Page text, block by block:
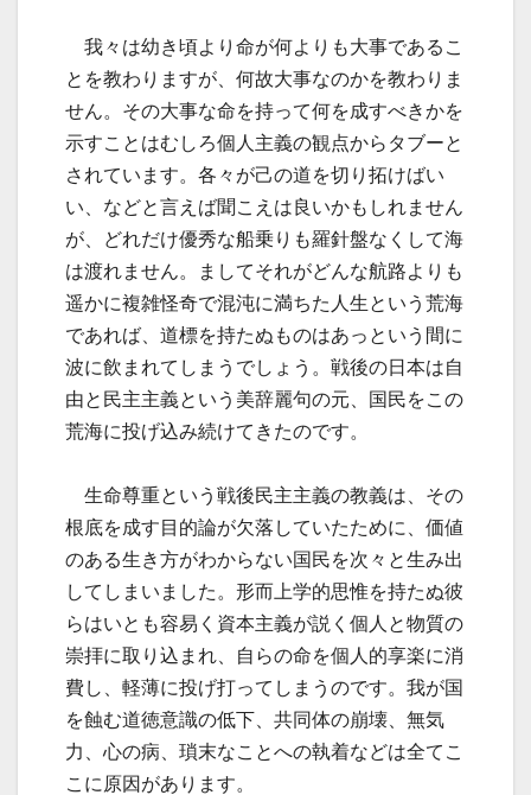
我々は幼き頃より命が何よりも大事であるこ
とを教わりますが、何故大事なのかを教わりま
せん。その大事な命を持って何を成すべきかを
示すことはむしろ個人主義の観点からタブーと
されています。各々が己の道を切り拓けばい
い、などと言えば聞こえは良いかもしれません
が、どれだけ優秀な船乗りも羅針盤なくして海
は渡れません。ましてそれがどんな航路よりも
遥かに複雑怪奇で混沌に満ちた人生という荒海
であれば、道標を持たぬものはあっという間に
波に飲まれてしまうでしょう。戦後の日本は自
由と民主主義という美辞麗句の元、国民をこの
荒海に投げ込み続けてきたのです。
生命尊重という戦後民主主義の教義は、その
根底を成す目的論が欠落していたために、価値
のある生き方がわからない国民を次々と生み出
してしまいました。形而上学的思惟を持たぬ彼
らはいとも容易く資本主義が説く個人と物質の
崇拝に取り込まれ、自らの命を個人的享楽に消
費し、軽薄に投げ打ってしまうのです。我が国
を蝕む道徳意識の低下、共同体の崩壊、無気
力、心の病、瑣末なことへの執着などは全てこ
こに原因があります。